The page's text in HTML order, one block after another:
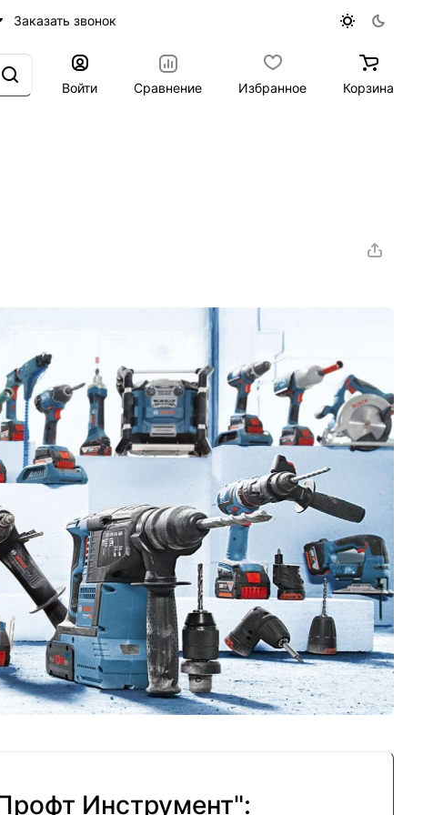
Заказать звонок
Войти Сравнение Избранное Корзина
Инструмент":